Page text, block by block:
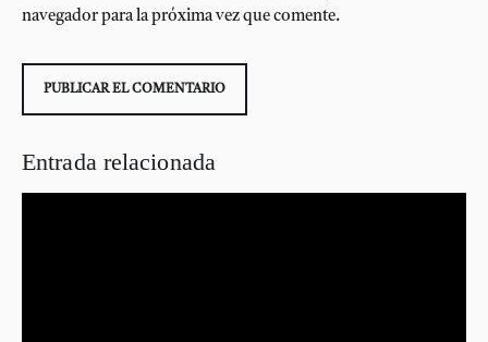
navegador para la próxima vez que comente.
Entrada relacionada